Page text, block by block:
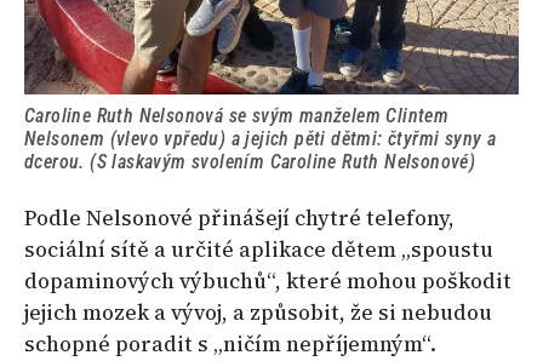
Caroline Ruth Nelsonová se svým manželem Clintem
Nelsonem (vlevo vpředu) a jejich pěti dětmi: čtyřmi syny a
dcerou. (S laskavým svolením Caroline Ruth Nelsonové)
Podle Nelsonové přinášejí chytré telefony,
sociální sítě a určité aplikace dětem „spoustu
dopaminových výbuchů“, které mohou poškodit
jejich mozek a vývoj, a způsobit, že si nebudou
schopné poradit s „ničím nepříjemným“.